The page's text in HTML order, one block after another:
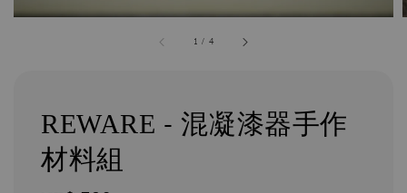
1 / 4
REWARE - 混凝漆器手作
材料組